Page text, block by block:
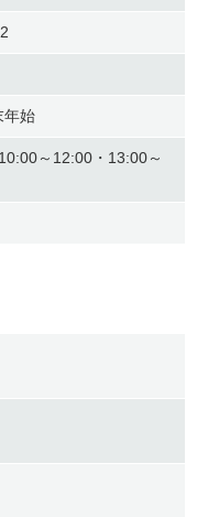
年始
～12:00・13:00～